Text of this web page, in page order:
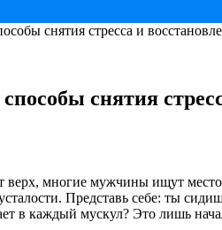
снятия стресса и
снятия
верх, многие мужчины ищут
Представь себе: ты
в каждый мускул? Это лишь